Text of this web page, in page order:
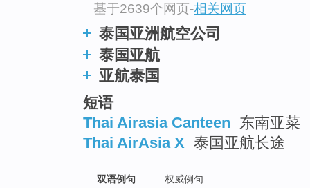
基于2639个网页-相关网页
泰国亚洲航空公司
泰国亚航
亚航泰国
短语
Thai Airasia Canteen 东南亚菜
Thai AirAsia X 泰国亚航长途
双语例句 权威例句